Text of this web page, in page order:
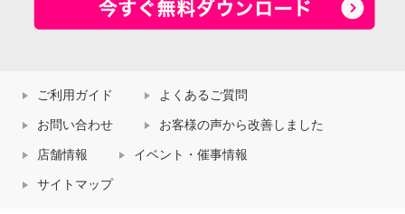
ご利用ガイド よくあるご質問
お問い合わせ お客様の声から改善しました
店舗情報 イベント・催事情報
サイトマップ